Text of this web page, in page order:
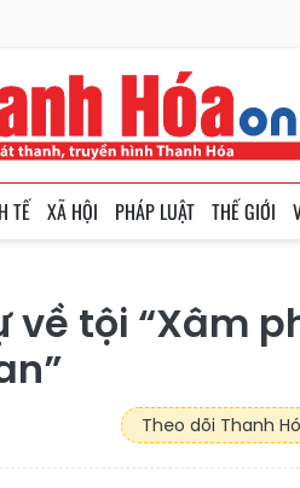
TẾ XÃ HỘI PHÁP LUẬT THẾ GIỚI
về tội “Xâm
Theo dõi Thanh